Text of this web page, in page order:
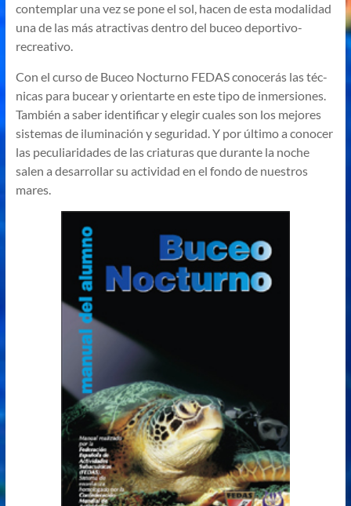
contemplar una vez se pone el sol, hacen de esta modalidad
una de las más atractivas dentro del buceo deportivo-
recreativo.
Con el curso de Buceo Nocturno FEDAS conocerás las téc-
nicas para bucear y orientarte en este tipo de inmersiones.
También a saber identificar y elegir cuales son los mejores
sistemas de iluminación y seguridad. Y por último a conocer
las peculiaridades de las criaturas que durante la noche
salen a desarrollar su actividad en el fondo de nuestros
mares.